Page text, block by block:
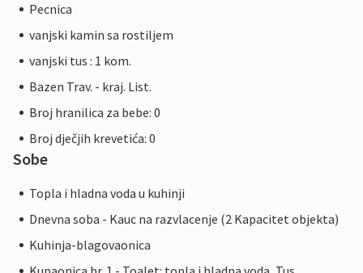
Pecnica
vanjski kamin sa rostiljem
vanjski tus : 1 kom.
Bazen Trav. - kraj. List.
Broj hranilica za bebe: 0
Broj dječjih krevetića: 0
Sobe
Topla i hladna voda u kuhinji
Dnevna soba - Kauc na razvlacenje (2 Kapacitet objekta)
Kuhinja-blagovaonica